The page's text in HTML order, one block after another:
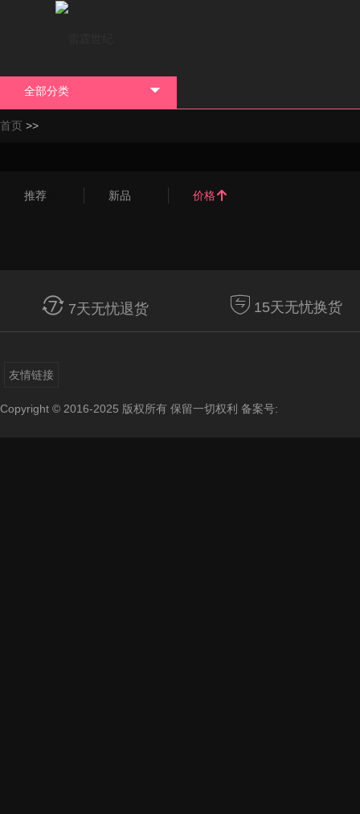
全部分类 
首页 >>
推荐 新品 价格
 7天无忧退货 15天无忧换货
友情链接
Copyright © 2016-2025 版权所有 保留一切权利 备案号: